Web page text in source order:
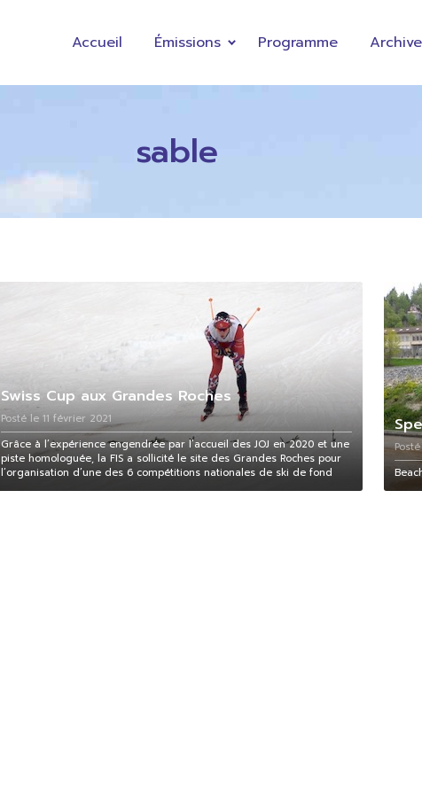
Accueil Émissions Programme
sable
Swiss Cup aux Grandes Roches
Posté le 11 février 2021
Grâce à l’expérience engendrée par l’accueil des JOJ en 2020 et une
piste homologuée, la FIS a sollicité le site des Grandes Roches pour
l’organisation d’une des 6 compétitions nationales de ski de fond